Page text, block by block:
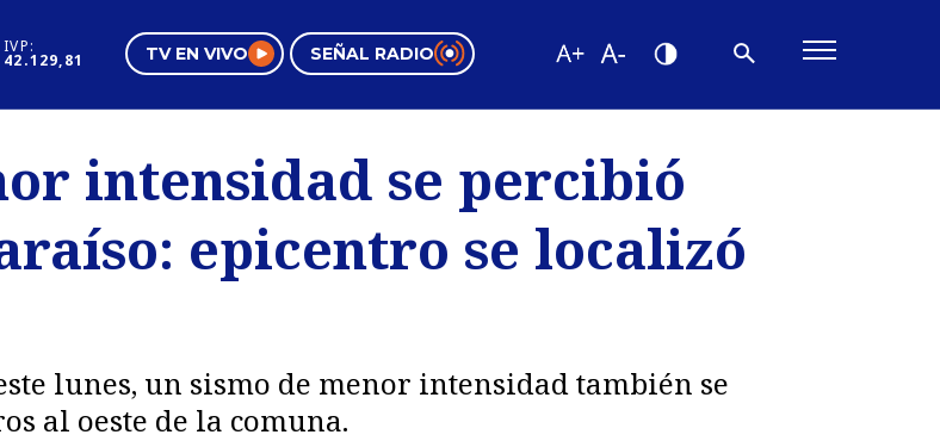
IVP:
42.129,81 TV EN VIVO SEÑAL RADIO
Negocios
Pura Mujer
Tendencias
Videos
intensidad se percibió
epicentro se localizó
lunes, un sismo de menor intensidad también se
al oeste de la comuna.